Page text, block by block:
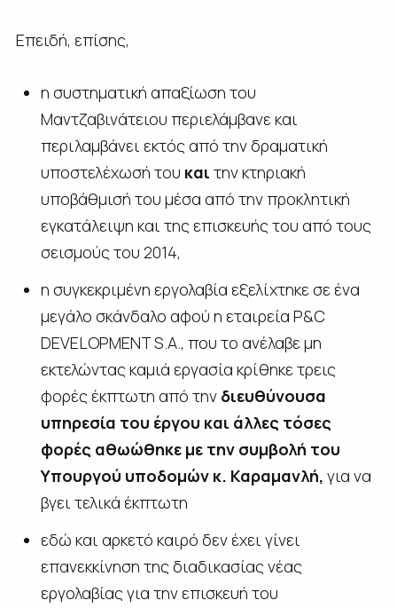
Επειδή, επίσης,
η συστηματική απαξίωση του
Μαντζαβινάτειου περιελάμβανε και
περιλαμβάνει εκτός από την δραματική
υποστελέχωσή του και την κτηριακή
υποβάθμισή του μέσα από την προκλητική
εγκατάλειψη και της επισκευής του από τους
σεισμούς του 2014,
η συγκεκριμένη εργολαβία εξελίχτηκε σε ένα
μεγάλο σκάνδαλο αφού η εταιρεία P&C
DEVELOPMENT S.A., που το ανέλαβε μη
εκτελώντας καμιά εργασία κρίθηκε τρεις
φορές έκπτωτη από την διευθύνουσα
υπηρεσία του έργου και άλλες τόσες
φορές αθωώθηκε με την συμβολή του
Υπουργού υποδομών κ. Καραμανλή, για να
βγει τελικά έκπτωτη
εδώ και αρκετό καιρό δεν έχει γίνει
επανεκκίνηση της διαδικασίας νέας
εργολαβίας για την επισκευή του